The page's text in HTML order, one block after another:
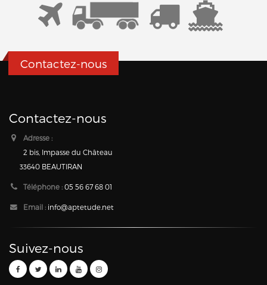
Contactez-nous
Contactez-nous
Adresse :
2 bis, Impasse du Château
33640 BEAUTIRAN
Téléphone : 05 56 67 68 01
Email : info@aptetude.net
Suivez-nous